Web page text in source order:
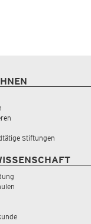
Stiftungen